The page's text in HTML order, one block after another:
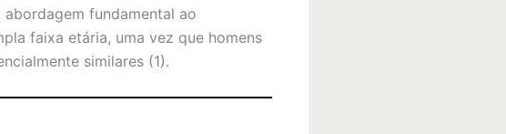
fundamental ao
faixa etária, uma vez que homens
similares (1).